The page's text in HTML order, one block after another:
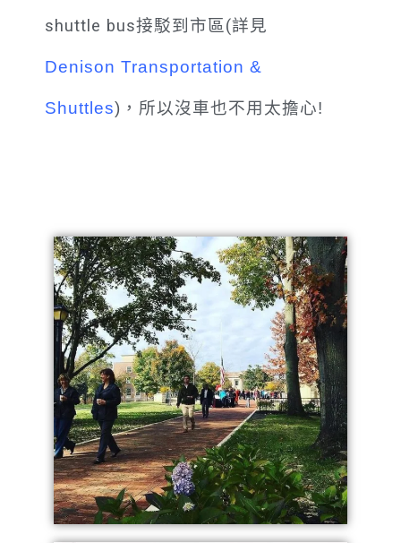
shuttle bus接駁到市區(詳見
Denison Transportation &
Shuttles)，所以沒車也不用太擔心!